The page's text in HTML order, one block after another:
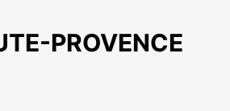
PROVENCE